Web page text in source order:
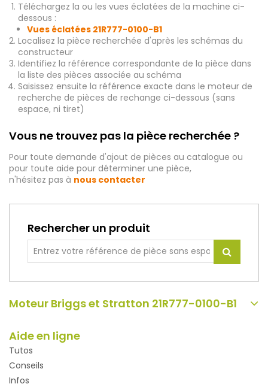
Téléchargez la ou les vues éclatées de la machine ci-
dessous :
Vues éclatées 21R777-0100-B1
Localisez la pièce recherchée d'après les schémas du
constructeur
Identifiez la référence correspondante de la pièce dans
la liste des pièces associée au schéma
Saisissez ensuite la référence exacte dans le moteur de
recherche de pièces de rechange ci-dessous (sans
espace, ni tiret)
Vous ne trouvez pas la pièce recherchée ?
Pour toute demande d'ajout de pièces au catalogue ou
pour toute aide pour déterminer une pièce,
n'hésitez pas à nous contacter
Rechercher un produit
Moteur Briggs et Stratton 21R777-0100-B1
Aide en ligne
Tutos
Conseils
Infos